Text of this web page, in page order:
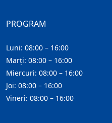
PROGRAM
Luni: 08:00 – 16:00
Marți: 08:00 – 16:00
Miercuri: 08:00 – 16:00
Joi: 08:00 – 16:00
Vineri: 08:00 – 16:00